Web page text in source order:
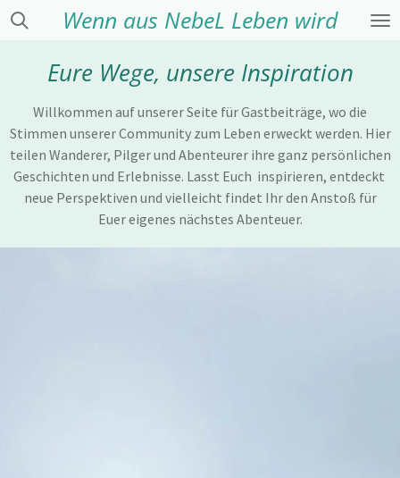
Zum
springen
Wenn aus NebeL Leben wird
Eure Wege, unsere Inspiration
Willkommen auf unserer Seite für Gastbeiträge, wo die
Stimmen unserer Community zum Leben erweckt werden. Hier
teilen Wanderer, Pilger und Abenteurer ihre ganz persönlichen
Geschichten und Erlebnisse. Lasst Euch inspirieren, entdeckt
neue Perspektiven und vielleicht findet Ihr den Anstoß für
Euer eigenes nächstes Abenteuer.